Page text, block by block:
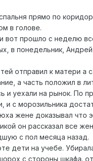
прямо по
в голове.
вот прошло с неделю
в понедельник, Андрей
отправил к матери а
а часть положил в
и уехали на рынок. По
и с морозильника
жене доказывал что
он рассказал все
с пол месяца назад.
дети на учебе.
с стороны шкафа.